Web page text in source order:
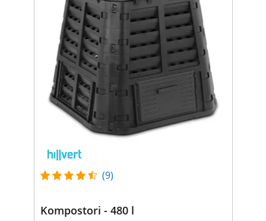
(9)
Kompostori - 480 l